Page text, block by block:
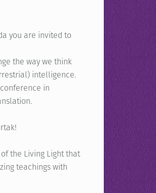
you are invited to
the way we think
intelligence.
in
the Living Light that
teachings with